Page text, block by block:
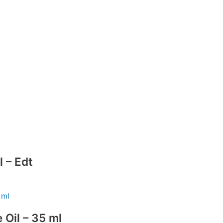
– Edt
Oil – 35 ml